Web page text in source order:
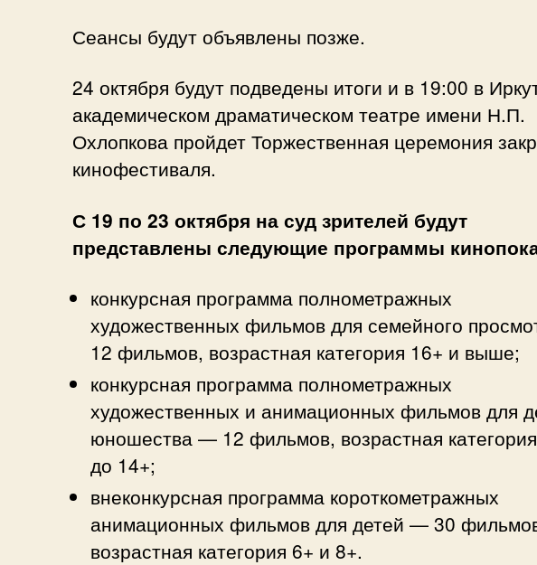
Сеансы будут объявлены позже.
24 октября будут подведены итоги и в 19:00 в
академическом драматическом театре имени Н.П.
Охлопкова пройдет Торжественная церемония
кинофестиваля.
С 19 по 23 октября на суд зрителей будут
представлены следующие программы
конкурсная программа полнометражных
художественных фильмов для семейного
12 фильмов, возрастная категория 16+ и выше;
конкурсная программа полнометражных
художественных и анимационных фильмов для
юношества — 12 фильмов, возрастная
до 14+;
внеконкурсная программа короткометражных
анимационных фильмов для детей — 30
возрастная категория 6+ и 8+.